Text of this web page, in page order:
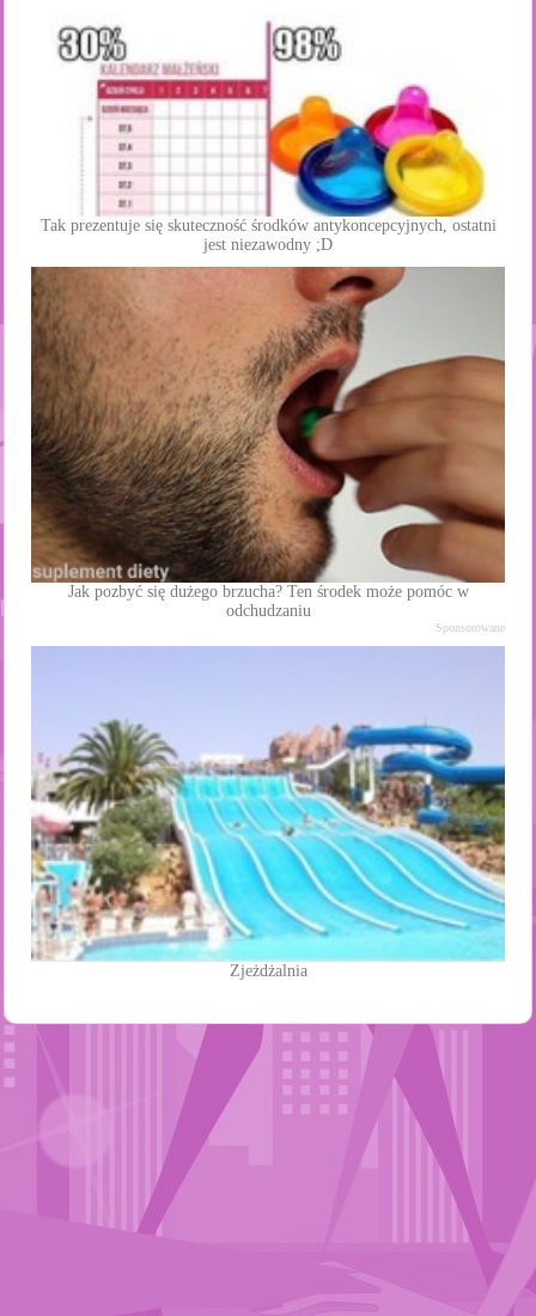
Tak prezentuje się skuteczność środków antykoncepcyjnych, ostatni
jest niezawodny ;D
Jak pozbyć się dużego brzucha? Ten środek może pomóc w
odchudzaniu
Sponsorowane
Zjeżdżalnia